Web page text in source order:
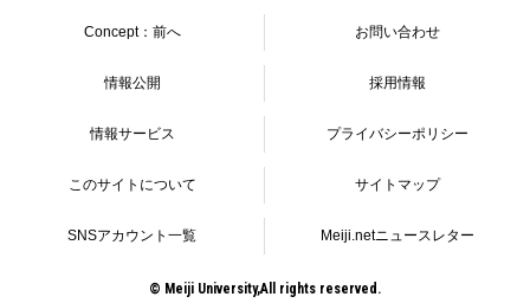
Concept：前へ お問い合わせ
情報公開 採用情報
情報サービス プライバシーポリシー
このサイトについて サイトマップ
SNSアカウント一覧 Meiji.netニュースレター
© Meiji University,All rights reserved.